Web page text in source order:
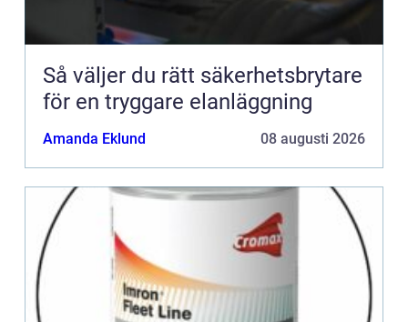
Så väljer du rätt säkerhetsbrytare
för en tryggare elanläggning
Amanda Eklund 08 augusti 2026